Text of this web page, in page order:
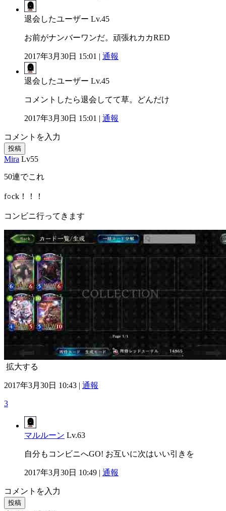
退会したユーザー Lv.45
お前がナンバーワンだ。頑張れカカRED
2017年3月30日 15:01 | 通報
退会したユーザー Lv.45
コメントしたら退会してて草。どんだけ
2017年3月30日 15:01 | 通報
コメントを入力
投稿
Mira Lv55
50連でこれ
f○ck！！！
コンビニ行ってきます
拡大する
2017年3月30日 10:43 | 通報
3
マルルーン Lv.63
自分もコンビニへGO! お互いに次はいい引きを
2017年3月30日 10:49 | 通報
コメントを入力
投稿